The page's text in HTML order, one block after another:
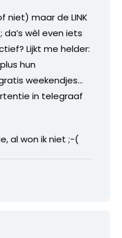
niet) maar de LINK
wèl even iets
Lijkt me helder:
hun
weekendjes…
in telegraaf
al won ik niet ;-(